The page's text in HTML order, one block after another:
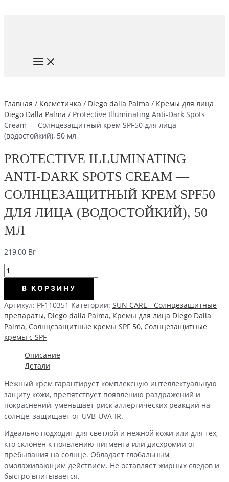
MAIN
MENU
Главная / Косметичка / Diego dalla Palma / Кремы для лица
Diego Dalla Palma / Protective Illuminating Anti-Dark Spots
Cream — Солнцезащитный крем SPF50 для лица
(водостойкий), 50 мл
PROTECTIVE ILLUMINATING
ANTI-DARK SPOTS CREAM —
СОЛНЦЕЗАЩИТНЫЙ КРЕМ SPF50
ДЛЯ ЛИЦА (ВОДОСТОЙКИЙ), 50
МЛ
219,00 Br
Количество
Protective
Illuminating
Anti-
Dark
Spots
Cream
-
Солнцезащитный
для
лица
(водостойкий),
50
мл
В КОРЗИНУ
Артикул: PF110351 Категории: SUN CARE - Солнцезащитные
препараты, Diego dalla Palma, Кремы для лица Diego Dalla
Palma, Солнцезащитные кремы SPF 50, Солнцезащитные
кремы с SPF
Описание
Детали
Нежный крем гарантирует комплексную интеллектуальную
защиту кожи, препятствует появлению раздражений и
покраснений, уменьшает риск аллергических реакций на
солнце, защищает от UVB-UVA-IR.
Идеально подходит для светлой и нежной кожи или для тех,
кто склонен к появлению пигмента или дисхромии от
пребывания на солнце. Обладает глобальным
омолаживающим действием. Не оставляет жирных следов и
быстро впитывается.